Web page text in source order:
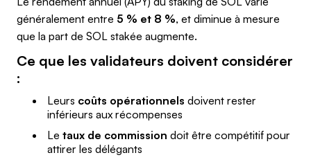
généralement entre 5 % et 8 %, et diminue à mesure
que la part de SOL stakée augmente.
Ce que les validateurs doivent considérer
:
Leurs coûts opérationnels doivent rester
inférieurs aux récompenses
Le taux de commission doit être compétitif pour
attirer les délégants